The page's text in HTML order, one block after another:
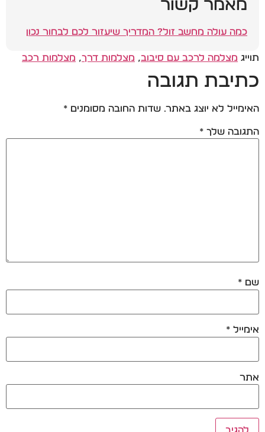
מאמר קשור
כמה עולה מחשב זול? המדריך שיעזור לכם לבחור נכון
תוייג מצלמה לרכב עם סיבוב, מצלמות דרך, מצלמות רכב
כתיבת תגובה
האימייל לא יוצג באתר. שדות החובה מסומנים *
התגובה שלך *
שם *
אימייל *
אתר